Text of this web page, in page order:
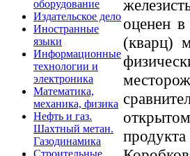
оборудование
Издательское дело
Иностранные
языки
Информационные
технологии и
электроника
Математика,
механика, физика
Нефть и газ.
Шахтный метан.
Газодинамика
Строительные
оценен
(кварц)